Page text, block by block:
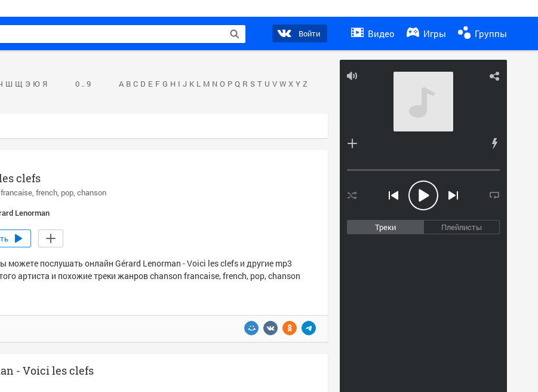
Войти Видео Игры Группы
Треки Плейлисты
Ш Щ Э Ю Я 0 .. 9 A B C D E F G H I J K L M N O P Q R S T U V W X Y Z
clefs
french pop chanson
Lenorman
можете послушать онлайн Gérard Lenorman - Voici les clefs и другие mp3
артиста и похожие треки жанров chanson francaise, french, pop, chanson
- Voici les clefs